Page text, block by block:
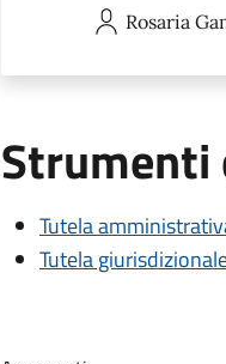
Rosaria
Tutela
Tutela